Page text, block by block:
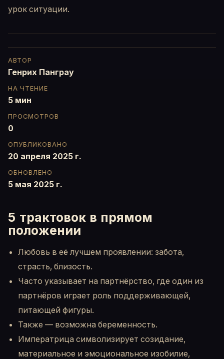
урок ситуации.
АВТОР
Генрих Панграу
НА ЧТЕНИЕ
5 мин
ПРОСМОТРОВ
0
ОПУБЛИКОВАНО
20 апреля 2025 г.
ОБНОВЛЕНО
5 мая 2025 г.
5 трактовок в прямом
положении
Любовь в её лучшем проявлении: забота,
страсть, близость.
Часто указывает на партнёрство, где один из
партнёров играет роль поддерживающей,
питающей фигуры.
Также — возможна беременность.
Императрица символизирует созидание,
материальное и эмоциональное изобилие,